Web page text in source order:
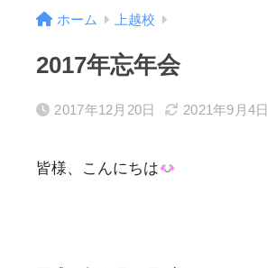
ホーム 上越校
2017年忘年会
2017年12月20日 2021年9月4日
皆様、こんにちは